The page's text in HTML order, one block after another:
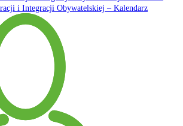
i Integracji Obywatelskiej – Kalendarz